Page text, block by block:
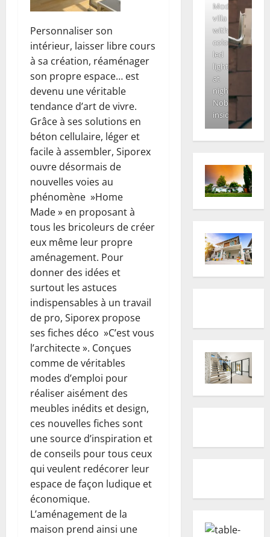
Personnaliser son
intérieur, laisser libre cours
à sa création, réaménager
son propre espace… est
devenu une véritable
tendance d’art de vivre.
Grâce à ses solutions en
béton cellulaire, léger et
facile à assembler, Siporex
ouvre désormais de
nouvelles voies au
phénomène »Home
Made » en proposant à
tous les bricoleurs de créer
eux même leur propre
aménagement. Pour
donner des idées et
surtout les astuces
indispensables à un travail
de pro, Siporex propose
ses fiches déco »C’est vous
l’architecte ». Conçues
comme de véritables
modes d’emploi pour
réaliser aisément des
meubles inédits et design,
ces nouvelles fiches sont
une source d’inspiration et
de conseils pour tous ceux
qui veulent redécorer leur
espace de façon ludique et
économique.
L’aménagement de la
maison prend ainsi une
Modern
villa
with
colored
led
lights
at
night.
Nobody
inside